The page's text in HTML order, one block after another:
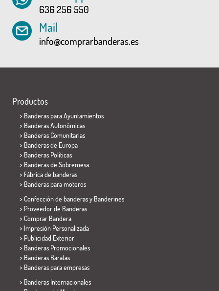
636 256 550
Mail
info@comprarbanderas.es
Productos
> Banderas para Ayuntamientos
> Banderas Autonómicas
> Banderas Comunitarias
> Banderas de Europa
> Banderas Políticas
> Banderas de Sobremesa
> Fábrica de banderas
> Banderas para moteros
> Confección de banderas y Banderines
> Proveedor de Banderas
> Comprar Bandera
> Impresión Personalizada
> Publicidad Exterior
> Banderas Promocionales
> Banderas Baratas
> Banderas para empresas
> Banderas Internacionales